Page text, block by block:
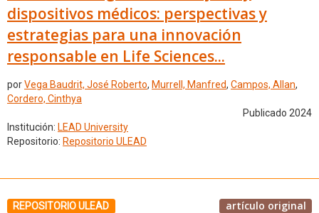
dispositivos médicos: perspectivas y
estrategias para una innovación
responsable en Life Sciences...
porVega Baudrit, José Roberto, Murrell, Manfred, Campos, Allan,
Cordero, Cinthya
Publicado 2024
Institución: LEAD University
Repositorio: Repositorio ULEAD
REPOSITORIO ULEAD artículo original